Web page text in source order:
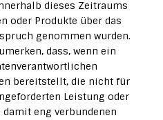
dieses Zeitraums
oder Produkte über das
genommen wurden.
dass, wenn ein
bereitstellt, die nicht für
Leistung oder
eng verbundenen